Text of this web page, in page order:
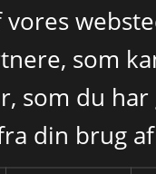
som
som du
din brug